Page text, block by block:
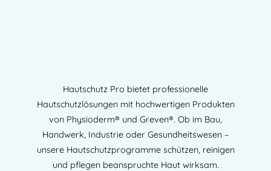
Hautschutz Pro bietet professionelle
Hautschutzlösungen mit hochwertigen Produkten
von Physioderm® und Greven®. Ob im Bau,
Handwerk, Industrie oder Gesundheitswesen –
unsere Hautschutzprogramme schützen, reinigen
und pflegen beanspruchte Haut wirksam.